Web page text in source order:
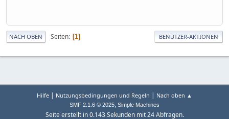
NACH OBEN Seiten 1 BENUTZER-AKTIONEN
Hilfe Nutzungsbedingungen und Regeln Nach oben ▲
SMF 2.1.6 © 2025, Simple Machines
Seite erstellt in 0.143 Sekunden mit 24 Abfragen.